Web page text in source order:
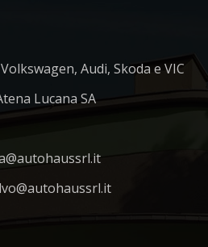
Audi, Skoda e VIC
Lucana SA